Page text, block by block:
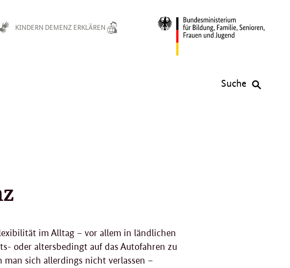
KINDERN DEMENZ ERKLÄREN
Suche
im Alltag – vor allem in ländlichen
oder altersbedingt auf das Autofahren zu
sich allerdings nicht verlassen –